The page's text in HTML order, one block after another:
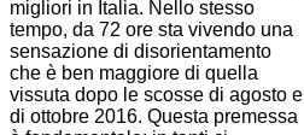
migliori in Italia. Nello stesso
tempo, da 72 ore sta vivendo una
sensazione di disorientamento
che è ben maggiore di quella
vissuta dopo le scosse di agosto e
di ottobre 2016. Questa premessa